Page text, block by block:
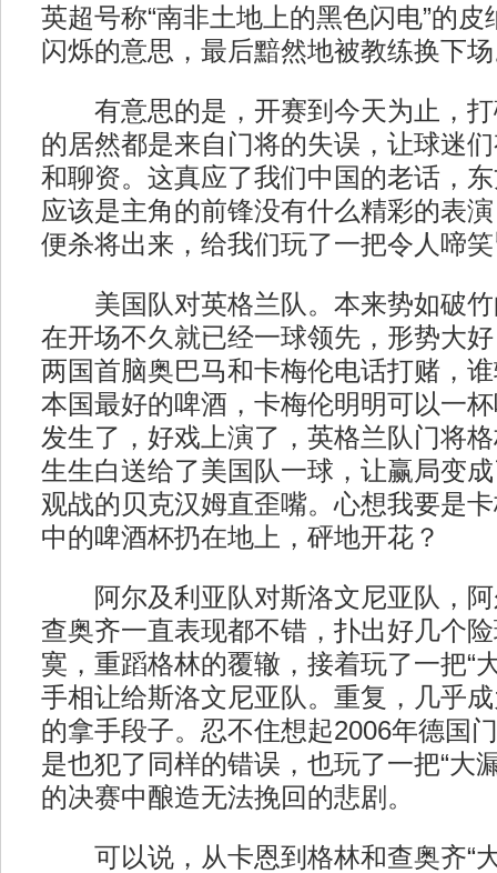
英超号称“南非土地上的黑色闪电”的
闪烁的意思，最后黯然地被教练换下
有意思的是，开赛到今天为止，打
的居然都是来自门将的失误，让球迷
和聊资。这真应了我们中国的老话，
应该是主角的前锋没有什么精彩的表
便杀将出来，给我们玩了一把令人啼笑
美国队对英格兰队。本来势如破竹
在开场不久就已经一球领先，形势大
两国首脑奥巴马和卡梅伦电话打赌，
本国最好的啤酒，卡梅伦明明可以一
发生了，好戏上演了，英格兰队门将格
生生白送给了美国队一球，让赢局变
观战的贝克汉姆直歪嘴。心想我要是
中的啤酒杯扔在地上，砰地开花？
阿尔及利亚队对斯洛文尼亚队，阿
查奥齐一直表现都不错，扑出好几个
寞，重蹈格林的覆辙，接着玩了一把“
手相让给斯洛文尼亚队。重复，几乎
的拿手段子。忍不住想起2006年德国
是也犯了同样的错误，也玩了一把“大
的决赛中酿造无法挽回的悲剧。
可以说，从卡恩到格林和查奥齐“